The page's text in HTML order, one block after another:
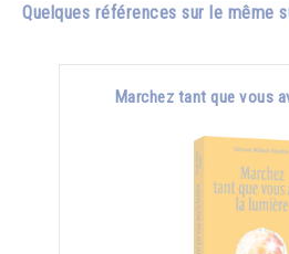
Quelques références sur le même
Marchez tant que vous